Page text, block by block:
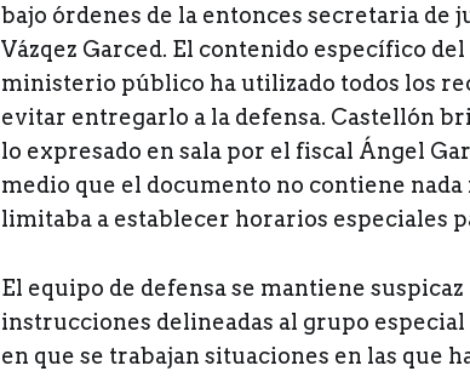
bajo órdenes de la entonces secretaria de
Vázqez Garced. El contenido específico
ministerio público ha utilizado todos los
evitar entregarlo a la defensa. Castellón
lo expresado en sala por el fiscal Ángel
medio que el documento no contiene
limitaba a establecer horarios especiales
El equipo de defensa se mantiene
instrucciones delineadas al grupo
en que se trabajan situaciones en las que